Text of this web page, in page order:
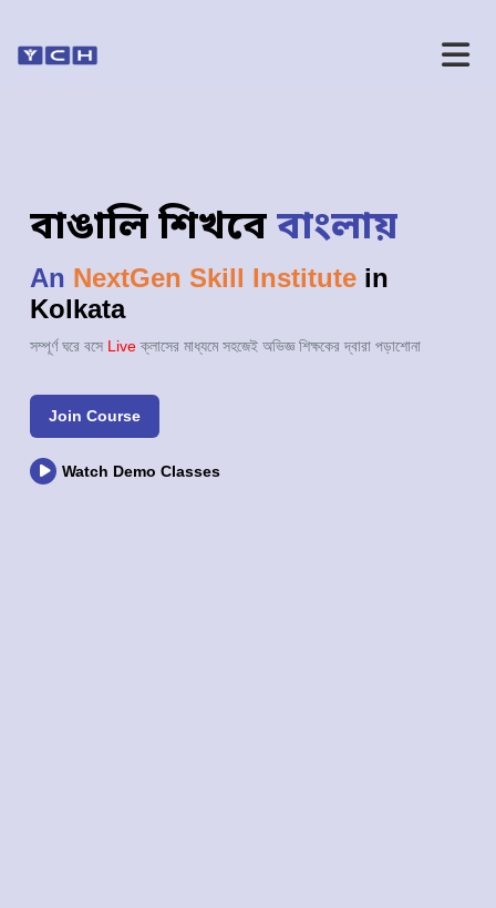
বাঙালি শিখবেবাংলায়
An NextGen Skill Institute in
Kolkata
সম্পূর্ণ ঘরে বসে Liveক্লাসের মাধ্যমে সহজেই অভিজ্ঞ শিক্ষকের দ্বারা পড়াশোনা
Join Course
Watch Demo Classes